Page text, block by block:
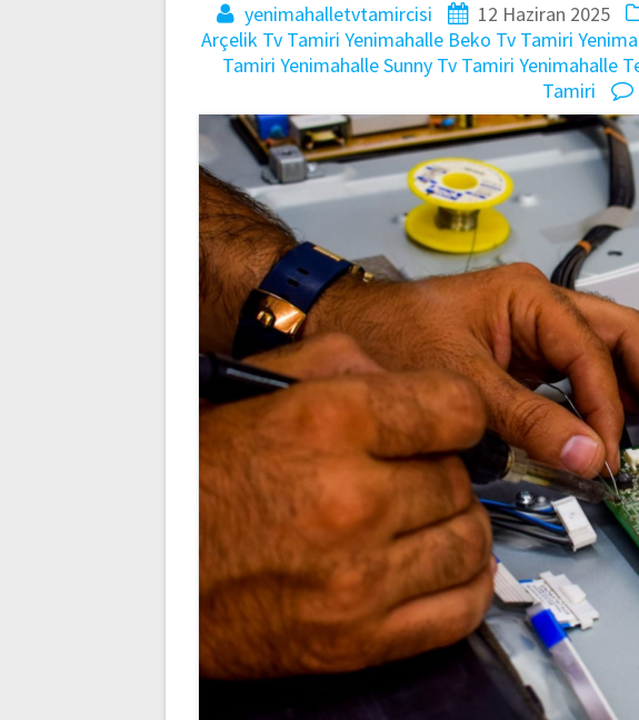
yenimahalletvtamircisi 12 Haziran 2025
Arçelik Tv Tamiri Yenimahalle Beko Tv Tamiri
Tamiri Yenimahalle Sunny Tv Tamiri Yenimahalle
Tamiri